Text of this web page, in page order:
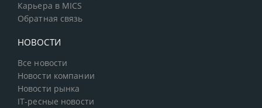
Карьера в MICS
Обратная связь
НОВОСТИ
Все новости
Новости компании
Новости рынка
IT-ресные новости